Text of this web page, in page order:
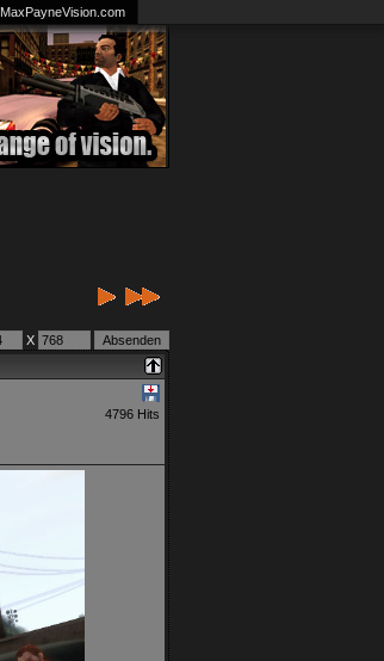
MaxPayneVision.com
X
4796 Hits